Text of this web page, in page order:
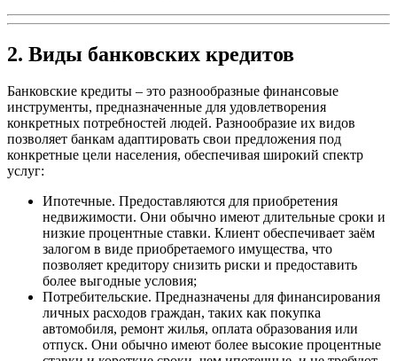
2. Виды банковских кредитов
Банковские кредиты – это разнообразные финансовые
инструменты, предназначенные для удовлетворения
конкретных потребностей людей. Разнообразие их видов
позволяет банкам адаптировать свои предложения под
конкретные цели населения, обеспечивая широкий спектр
услуг:
Ипотечные. Предоставляются для приобретения
недвижимости. Они обычно имеют длительные сроки и
низкие процентные ставки. Клиент обеспечивает заём
залогом в виде приобретаемого имущества, что
позволяет кредитору снизить риски и предоставить
более выгодные условия;
Потребительские. Предназначены для финансирования
личных расходов граждан, таких как покупка
автомобиля, ремонт жилья, оплата образования или
отпуск. Они обычно имеют более высокие процентные